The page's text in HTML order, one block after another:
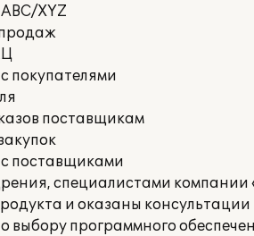
XYZ
покупателями
поставщикам
поставщиками
специалистами
и оказаны
выбору программного